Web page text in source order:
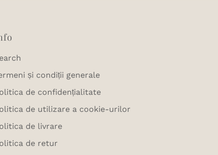
și condiții generale
de confidențialitate
de utilizare a cookie-urilor
de livrare
de retur